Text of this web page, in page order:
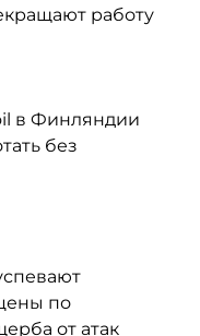
работу
в Финляндии
без
по
от атак